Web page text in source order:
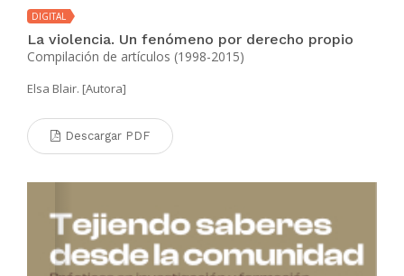
DIGITAL
La violencia. Un fenómeno por derecho propio
Compilación de artículos (1998-2015)
Elsa Blair. [Autora]
Descargar PDF